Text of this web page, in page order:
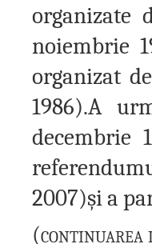
organizate
noiembrie
organizat
1986).A
decembrie
2007)și a
(continuarea